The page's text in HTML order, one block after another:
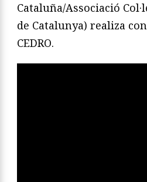
Cataluña/Associació
de Catalunya) realiza
CEDRO.